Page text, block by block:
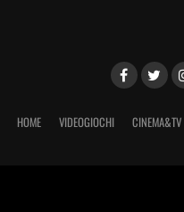
HOME VIDEOGIOCHI CINEMA&TV